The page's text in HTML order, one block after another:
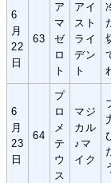
6
月
22
日
63
ア
マ
ゼ
ロ
ト
アイ
スト
ライ
デン
ト
6
月
23
日
64
プ
ロ
メ
テ
ウ
ス
マジ
カル
♪マ
イク